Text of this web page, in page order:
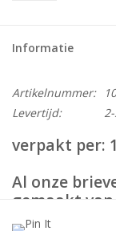
Informatie
Artikelnummer:
Levertijd:
verpakt per:
Al onze
gemaakt
in 3 kleuren.